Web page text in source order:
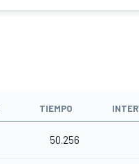
TIEMPO
50.256